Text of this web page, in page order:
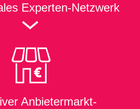
Experten-Netzwerk
Anbietermarkt-